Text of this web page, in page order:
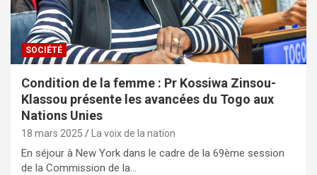
SOCIÉTÉ
Condition de la femme : Pr Kossiwa Zinsou-
Klassou présente les avancées du Togo aux
Nations Unies
18 mars 2025 La voix de la nation
En séjour à New York dans le cadre de la 69ème session
de la Commission de la…